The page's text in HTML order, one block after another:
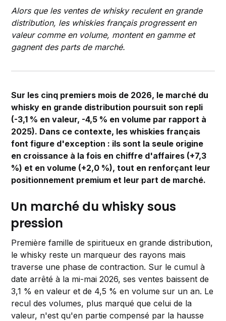
Alors que les ventes de whisky reculent en grande
distribution, les whiskies français progressent en
valeur comme en volume, montent en gamme et
gagnent des parts de marché.
Sur les cinq premiers mois de 2026, le marché du
whisky en grande distribution poursuit son repli
(-3,1 % en valeur, -4,5 % en volume par rapport à
2025). Dans ce contexte, les whiskies français
font figure d'exception : ils sont la seule origine
en croissance à la fois en chiffre d'affaires (+7,3
%) et en volume (+2,0 %), tout en renforçant leur
positionnement premium et leur part de marché.
Un marché du whisky sous
pression
Première famille de spiritueux en grande distribution,
le whisky reste un marqueur des rayons mais
traverse une phase de contraction. Sur le cumul à
date arrêté à la mi-mai 2026, ses ventes baissent de
3,1 % en valeur et de 4,5 % en volume sur un an. Le
recul des volumes, plus marqué que celui de la
valeur, n'est qu'en partie compensé par la hausse